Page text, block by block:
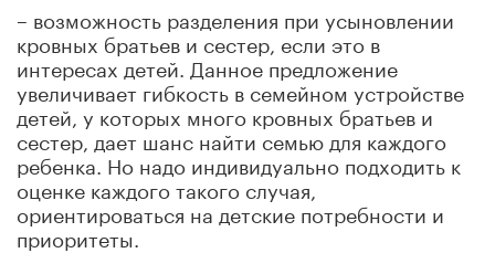
– возможность разделения при усыновлении
кровных братьев и сестер, если это в
интересах детей. Данное предложение
увеличивает гибкость в семейном устройстве
детей, у которых много кровных братьев и
сестер, дает шанс найти семью для каждого
ребенка. Но надо индивидуально подходить к
оценке каждого такого случая,
ориентироваться на детские потребности и
приоритеты.